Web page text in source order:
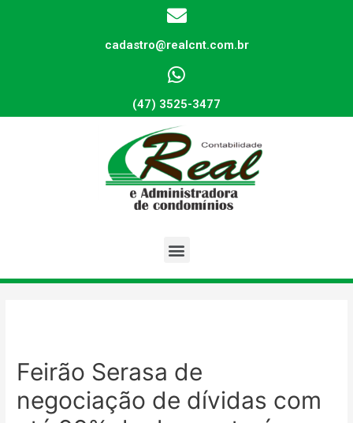
cadastro@realcnt.com.br
(47) 3525-3477
Feirão Serasa de
negociação de dívidas com